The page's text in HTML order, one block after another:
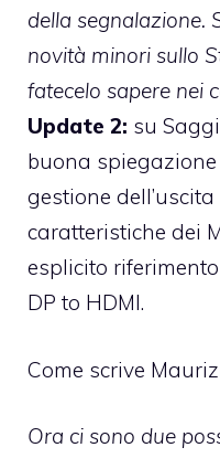
della segnalazione.
novità minori sullo
fatecelo sapere nei
Update 2: su
buona
gestione dell’uscita
caratteristiche dei
esplicito
DP to HDMI.
Come scrive
Ora ci sono due